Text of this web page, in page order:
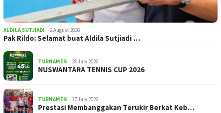
ALDILA SUTJIADI 2 August 2026
Pak Rildo: Selamat buat Aldila Sutjiadi …
TURNAMEN 28 July 2026
NUSWANTARA TENNIS CUP 2026
TURNAMEN 17 July 2026
Prestasi Membanggakan Terukir Berkat Keb…